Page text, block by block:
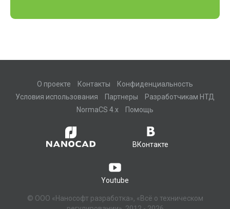
О проекте Контакты
Конфиденциальность
Условия использования
Партнеры
Разработчикам НТД
NormaCS 4.x
Помощь
ВКонтакте
Youtube
© ООО «Нанософт разработка», «Всё о техническом